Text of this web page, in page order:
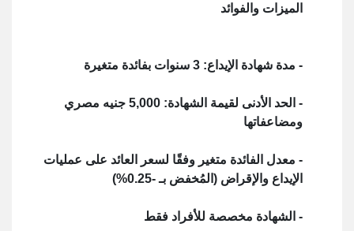
الميزات والفوائد
- مدة شهادة الإيداع: 3 سنوات بفائدة متغيرة
- الحد الأدنى لقيمة الشهادة: 5,000 جنيه مصري
ومضاعفاتها
- معدل الفائدة متغير وفقًا لسعر العائد على عمليات
الإيداع والإقراض (المُخفض بـ -0.25%)
- الشهادة مخصصة للأفراد فقط